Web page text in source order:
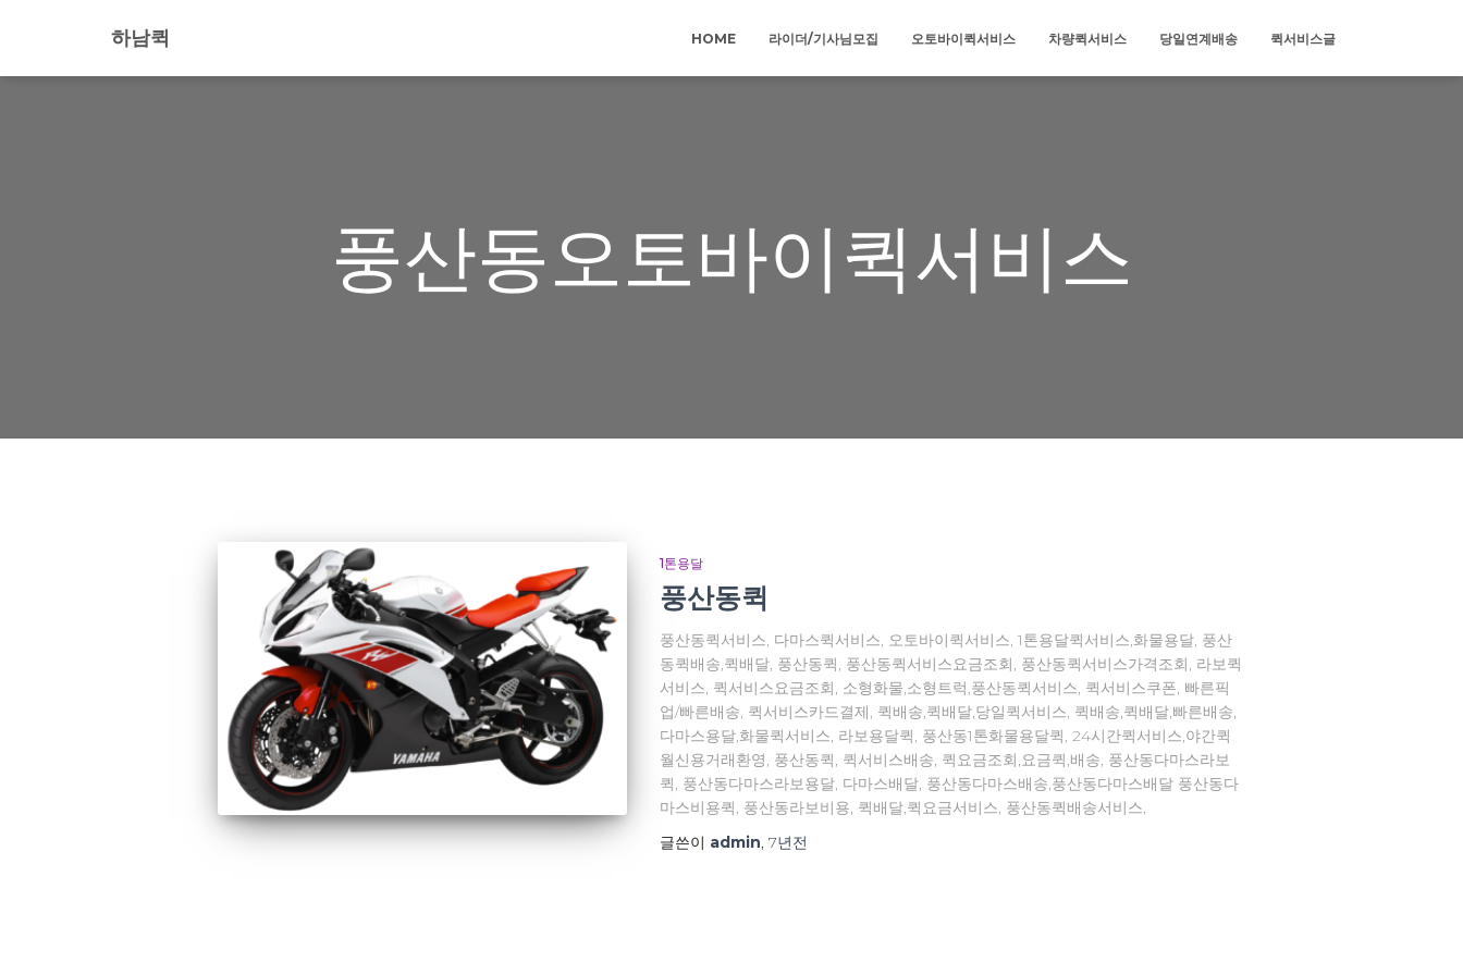
하남퀵 HOME 라이더/기사님모집 오토바이퀵서비스 차량퀵서비스 당일연계배송 퀵서비스글
풍산동오토바이퀵서비스
1톤용달
풍산동퀵
풍산동퀵서비스, 다마스퀵서비스, 오토바이퀵서비스, 1톤용달퀵서비스,화물용달, 풍산
동퀵배송,퀵배달, 풍산동퀵, 풍산동퀵서비스요금조회, 풍산동퀵서비스가격조회, 라보퀵
서비스, 퀵서비스요금조회, 소형화물,소형트럭,풍산동퀵서비스, 퀵서비스쿠폰, 빠른픽
업/빠른배송, 퀵서비스카드결제, 퀵배송,퀵배달,당일퀵서비스, 퀵배송,퀵배달,빠른배송,
다마스용달,화물퀵서비스, 라보용달퀵, 풍산동1톤화물용달퀵, 24시간퀵서비스,야간퀵
월신용거래환영, 풍산동퀵, 퀵서비스배송, 퀵요금조회,요금퀵,배송, 풍산동다마스라보
퀵, 풍산동다마스라보용달, 다마스배달, 풍산동다마스배송,풍산동다마스배달 풍산동다
마스비용퀵, 풍산동라보비용, 퀵배달,퀵요금서비스, 풍산동퀵배송서비스,
글쓴이 admin, 7년전